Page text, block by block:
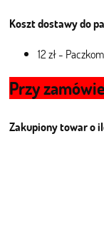
Koszt dostawy do
12 zł -
Przy
Zakupiony towar o